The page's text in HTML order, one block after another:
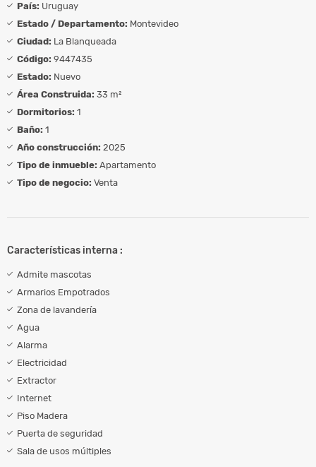
País: Uruguay
Estado / Departamento: Montevideo
Ciudad: La Blanqueada
Código: 9447435
Estado: Nuevo
Área Construida: 33 m²
Dormitorios: 1
Baño: 1
Año construcción: 2025
Tipo de inmueble: Apartamento
Tipo de negocio: Venta
Características interna :
Admite mascotas
Armarios Empotrados
Zona de lavandería
Agua
Alarma
Electricidad
Extractor
Internet
Piso Madera
Puerta de seguridad
Sala de usos múltiples